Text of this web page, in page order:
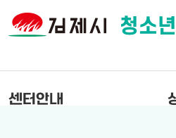
청소
센터안내